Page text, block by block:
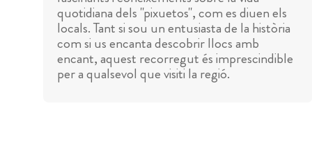
quotidiana dels "pixuetos", com es diuen els
locals. Tant si sou un entusiasta de la història
com si us encanta descobrir llocs amb
encant, aquest recorregut és imprescindible
per a qualsevol que visiti la regió.